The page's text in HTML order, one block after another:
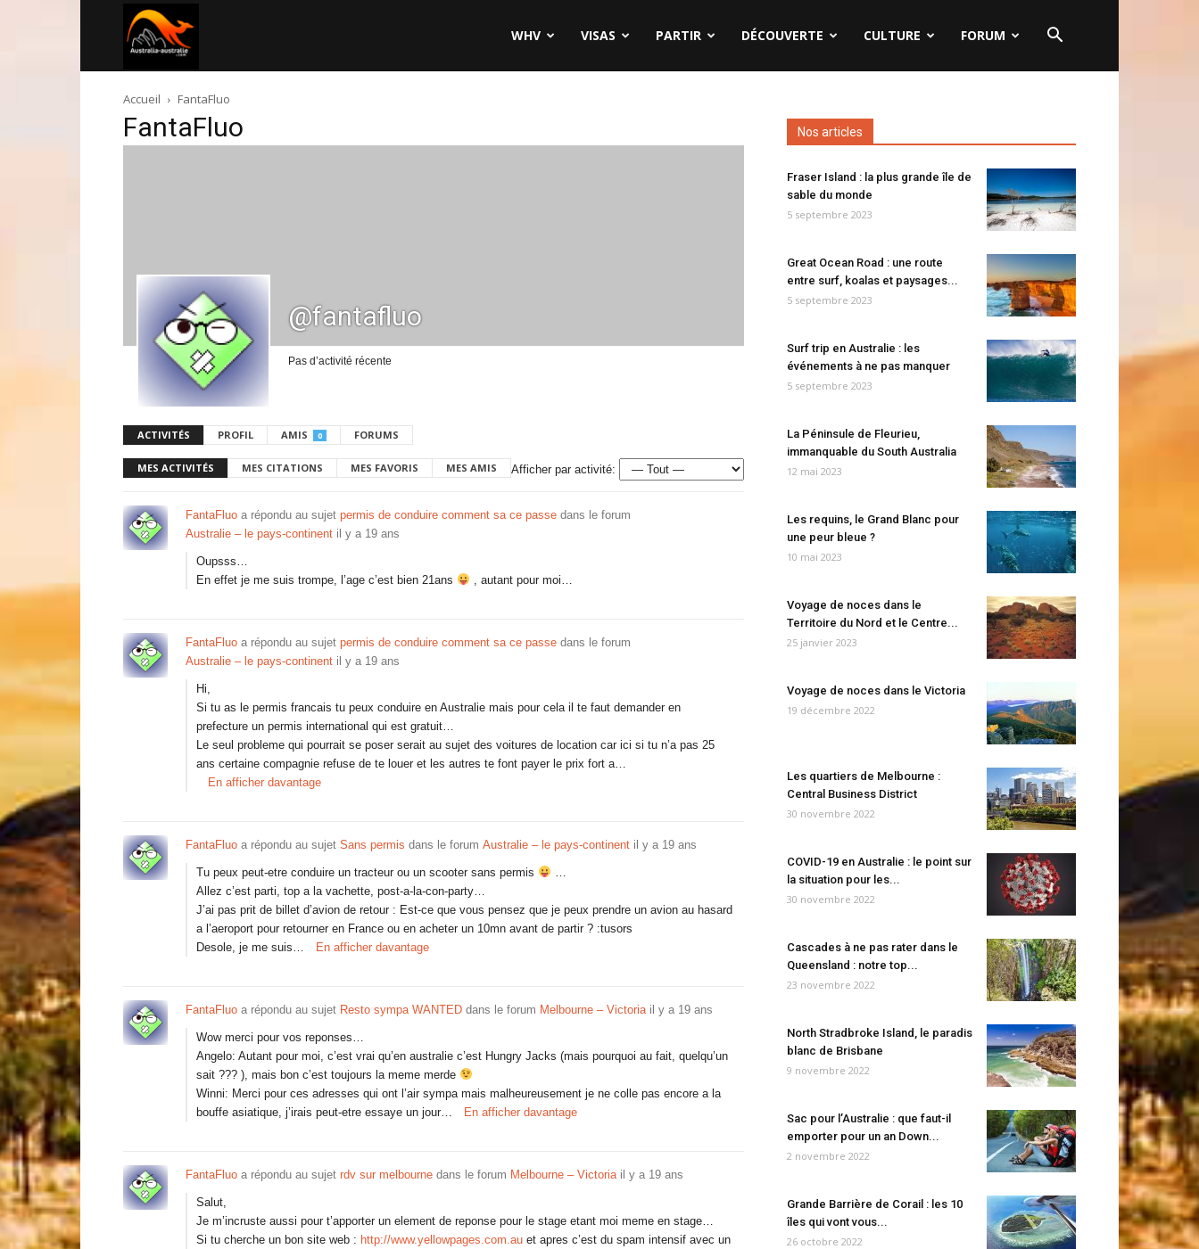
australie.com
WHV VISAS PARTIR DÉCOUVERTE CULTURE FORUM
Accueil FantaFluo
FantaFluo
@fantafluo
Pas d’activité récente
ACTIVITÉS PROFIL AMIS 0 FORUMS
MES ACTIVITÉS MES CITATIONS MES FAVORIS MES AMIS Afficher par activité:
FantaFluo a répondu au sujet permis de conduire comment sa ce passe dans le forum
Australie – le pays-continent il y a 19 ans
Oupsss…
En effet je me suis trompe, l’age c’est bien 21ans
, autant pour moi…
FantaFluo a répondu au sujet permis de conduire comment sa ce passe dans le forum
Australie – le pays-continent il y a 19 ans
Hi,
Si tu as le permis francais tu peux conduire en Australie mais pour cela il te faut demander en
prefecture un permis international qui est gratuit…
Le seul probleme qui pourrait se poser serait au sujet des voitures de location car ici si tu n’a pas 25
ans certaine compagnie refuse de te louer et les autres te font payer le prix fort a…
En afficher davantage
FantaFluo a répondu au sujet Sans permis dans le forum Australie – le pays-continent il y a 19 ans
Tu peux peut-etre conduire un tracteur ou un scooter sans permis
…
Allez c’est parti, top a la vachette, post-a-la-con-party…
J’ai pas prit de billet d’avion de retour : Est-ce que vous pensez que je peux prendre un avion au hasard
a l’aeroport pour retourner en France ou en acheter un 10mn avant de partir ? :tusors
Desole, je me suis…
En afficher davantage
FantaFluo a répondu au sujet Resto sympa WANTED dans le forum Melbourne – Victoria il y a 19 ans
Wow merci pour vos reponses…
Angelo: Autant pour moi, c’est vrai qu’en australie c’est Hungry Jacks (mais pourquoi au fait, quelqu’un
sait ??? ), mais bon c’est toujours la meme merde
Winni: Merci pour ces adresses qui ont l’air sympa mais malheureusement je ne colle pas encore a la
bouffe asiatique, j’irais peut-etre essaye un jour…
En afficher davantage
FantaFluo a répondu au sujet rdv sur melbourne dans le forum Melbourne – Victoria il y a 19 ans
Salut,
Je m’incruste aussi pour t’apporter un element de reponse pour le stage etant moi meme en stage…
Si tu cherche un bon site web : http://www.yellowpages.com.au et apres c’est du spam intensif avec un
Nos articles
Fraser Island : la plus grande île de
sable du monde
5 septembre 2023
Great Ocean Road : une route
entre surf, koalas et paysages...
5 septembre 2023
Surf trip en Australie : les
événements à ne pas manquer
5 septembre 2023
La Péninsule de Fleurieu,
immanquable du South Australia
12 mai 2023
Les requins, le Grand Blanc pour
une peur bleue ?
10 mai 2023
Voyage de noces dans le
Territoire du Nord et le Centre...
25 janvier 2023
Voyage de noces dans le Victoria
19 décembre 2022
Les quartiers de Melbourne :
Central Business District
30 novembre 2022
COVID-19 en Australie : le point sur
la situation pour les...
30 novembre 2022
Cascades à ne pas rater dans le
Queensland : notre top...
23 novembre 2022
North Stradbroke Island, le paradis
blanc de Brisbane
9 novembre 2022
Sac pour l’Australie : que faut-il
emporter pour un an Down...
2 novembre 2022
Grande Barrière de Corail : les 10
îles qui vont vous...
26 octobre 2022